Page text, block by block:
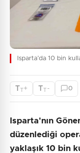
Isparta’da 10 bin
TT+ TT - 0
Isparta'nın
düzenlediği
yaklaşık 10 bin